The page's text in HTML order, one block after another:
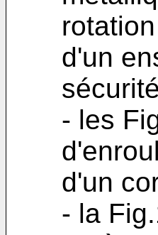
d'un
- les
d'un
- la